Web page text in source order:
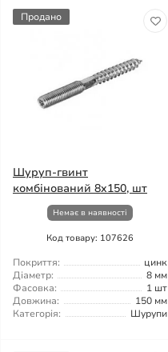
Продано
Шуруп-гвинт
комбінований 8x150, шт
Немає в наявності
Код товару: 107626
Покриття:
цинк
Діаметр:
8 мм
Фасовка:
1 шт
Довжина:
150 мм
Категорія:
Шурупи